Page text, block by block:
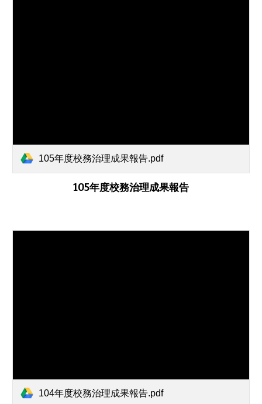
105年度校務治理成果報告.pdf
105年度校務治理成果報告
104年度校務治理成果報告.pdf